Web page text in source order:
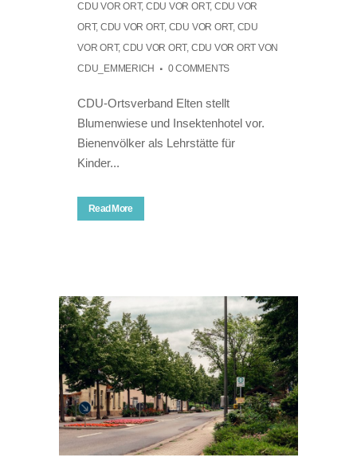
CDU VOR ORT, CDU VOR ORT, CDU VOR
ORT, CDU VOR ORT, CDU VOR ORT, CDU
VOR ORT, CDU VOR ORT, CDU VOR ORT VON
CDU_EMMERICH
0 COMMENTS
CDU-Ortsverband Elten stellt
Blumenwiese und Insektenhotel vor.
Bienenvölker als Lehrstätte für
Kinder...
Read More